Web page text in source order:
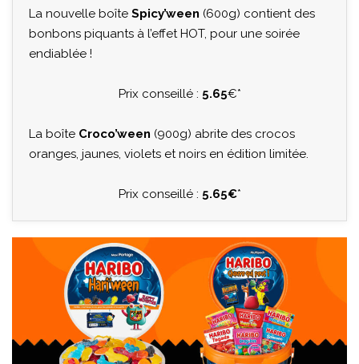
La nouvelle boîte Spicy’ween (600g) contient des
bonbons piquants à l’effet HOT, pour une soirée
endiablée !
Prix conseillé : 5.65€*
La boîte Croco’ween (900g) abrite des crocos
oranges, jaunes, violets et noirs en édition limitée.
Prix conseillé : 5.65€*